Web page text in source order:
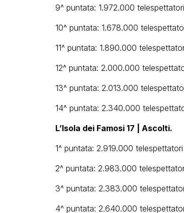
9^ puntata: 1.972.000
10^ puntata: 1.678.000
11^ puntata: 1.890.000
12^ puntata: 2.000.000
13^ puntata: 2.013.000
14^ puntata: 2.340.000
L’Isola dei Famosi 17 | Ascolti.
1^ puntata: 2.919.000
2^ puntata: 2.983.000
3^ puntata: 2.383.000
4^ puntata: 2.640.000